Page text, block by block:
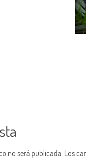
no será publicada. Los